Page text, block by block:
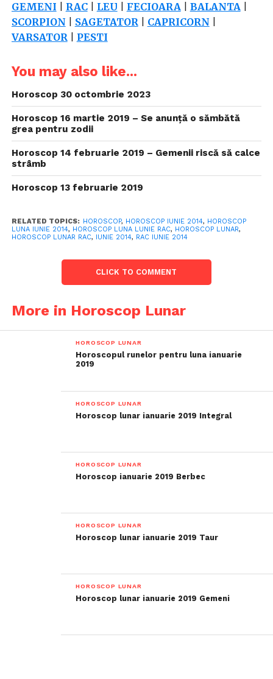
GEMENI
RAC| LEU FECIOARA| BALANTA|
SCORPION
SAGETATOR| CAPRICORN
VARSATOR| PESTI
You may also like...
Horoscop 30 octombrie 2023
Horoscop 16 martie 2019 – Se anunță o sămbătă
grea pentru zodii
Horoscop 14 februarie 2019 – Gemenii riscă să calce
strâmb
Horoscop 13 februarie 2019
RELATED TOPICS: HOROSCOP, HOROSCOP IUNIE 2014, HOROSCOP
LUNA IUNIE 2014, HOROSCOP LUNA LUNIE RAC, HOROSCOP LUNAR,
HOROSCOP LUNAR RAC, IUNIE 2014, RAC IUNIE 2014
CLICK TO COMMENT
More in Horoscop Lunar
HOROSCOP LUNAR
Horoscopul runelor pentru luna ianuarie
2019
HOROSCOP LUNAR
Horoscop lunar ianuarie 2019 Integral
HOROSCOP LUNAR
Horoscop ianuarie 2019 Berbec
HOROSCOP LUNAR
Horoscop lunar ianuarie 2019 Taur
HOROSCOP LUNAR
Horoscop lunar ianuarie 2019 Gemeni